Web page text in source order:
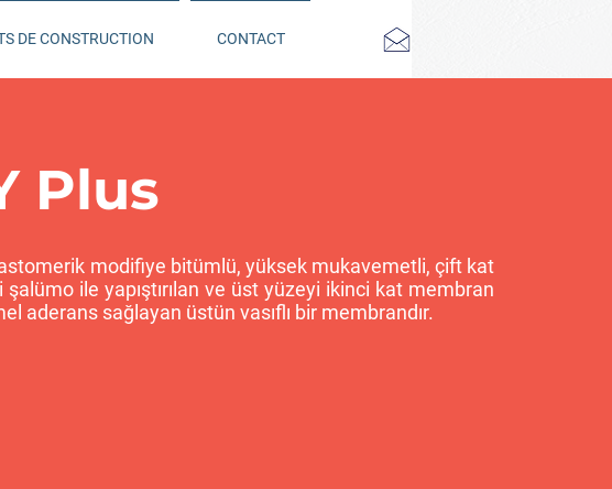
DE CONSTRUCTION CONTACT
Plus
modifiye bitümlü, yüksek mukavemetli, çift kat
şalümo ile yapıştırılan ve üst yüzeyi ikinci kat membran
aderans sağlayan üstün vasıflı bir membrandır.